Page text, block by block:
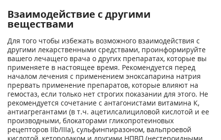
Взаимодействие с другими
веществами
Для того чтобы избежать возможного взаимодействия с
другими лекарственными средствами, проинформируйте
вашего лечащего врача о других препаратах, которые вы
применяете в настоящее время. Рекомендуется перед
началом лечения с применением эноксапарина натрия
прервать применение препаратов, которые влияют на
гемостаз, если только нет строгих показании для этого. Не
рекомендуется сочетание с антагонистами витамина К,
антиагрегантами (в т.ч. ацетилсалициловой кислотой и ее
производными, блокаторами гликопротеиновых
рецепторов IIb/IIIa), сульфинпиразоном, вальпроевой